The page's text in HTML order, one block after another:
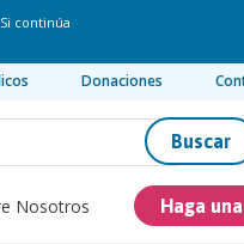
continúa
Donaciones
Buscar
Nosotros Haga